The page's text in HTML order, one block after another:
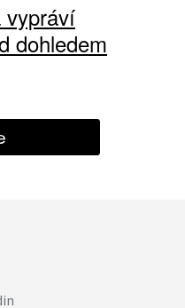
vypráví
dohledem